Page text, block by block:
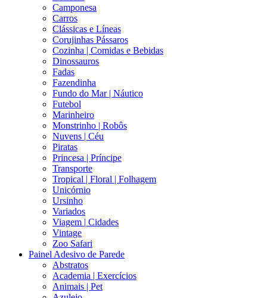
Camponesa
Carros
Clássicas e Líneas
Corujinhas Pássaros
Cozinha | Comidas e Bebidas
Dinossauros
Fadas
Fazendinha
Fundo do Mar | Náutico
Futebol
Marinheiro
Monstrinho | Robôs
Nuvens | Céu
Piratas
Princesa | Príncipe
Transporte
Tropical | Floral | Folhagem
Unicórnio
Ursinho
Variados
Viagem | Cidades
Vintage
Zoo Safari
Painel Adesivo de Parede
Abstratos
Academia | Exercícios
Animais | Pet